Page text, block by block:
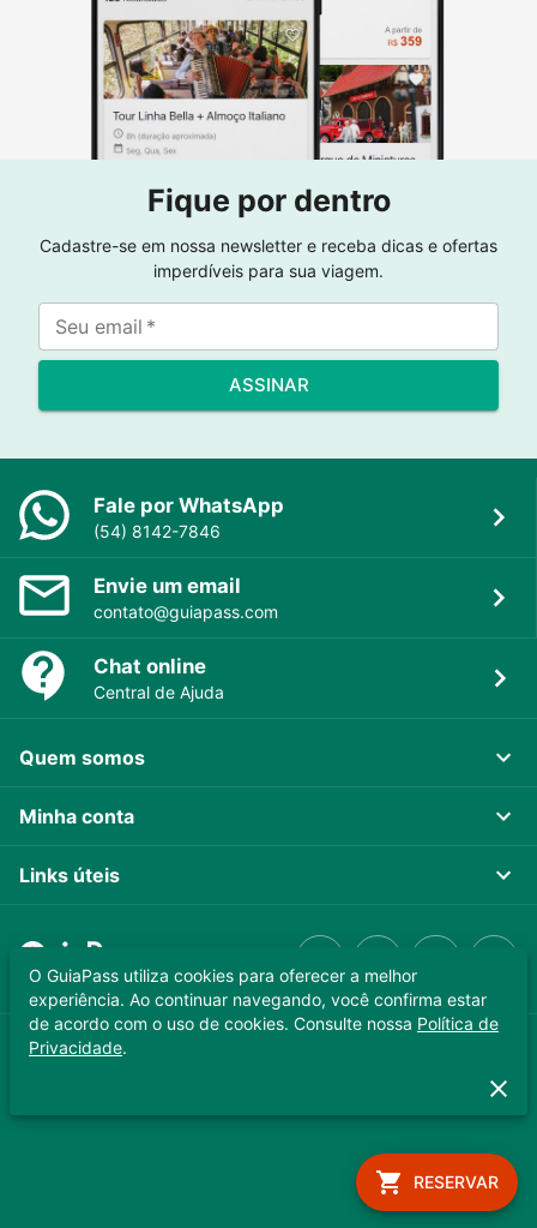
RESERVAR
Fique por dentro
Cadastre-se em nossa newsletter e receba dicas e ofertas
imperdíveis para sua viagem.
Seu email *
ASSINAR
Fale por WhatsApp
(54) 8142-7846
Envie um email
contato@guiapass.com
Chat online
Central de Ajuda
Quem somos
Minha conta
Links úteis
GUIAPASS TECNOLOGIA LTDA. CNPJ 37.989.806/0001-64
O GuiaPass utiliza cookies para oferecer a melhor
experiência. Ao continuar navegando, você confirma estar
de acordo com o uso de cookies. Consulte nossa Política de
Privacidade.